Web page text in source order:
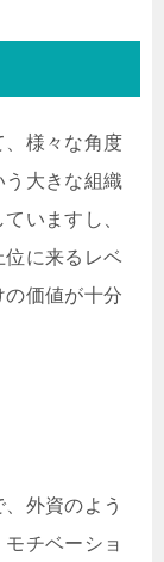
、様々な角度
大きな組織
いますし、
に来るレベ
価値が十分
外資のよう
チベーショ